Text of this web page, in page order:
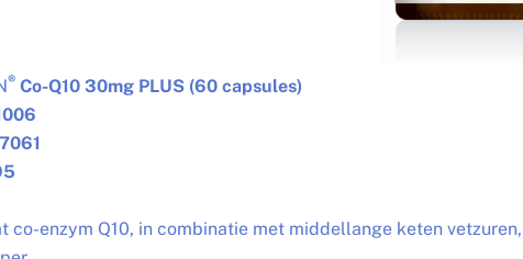
® Co-Q10 30mg PLUS (60 capsules)
co-enzym Q10, in combinatie met middellange keten